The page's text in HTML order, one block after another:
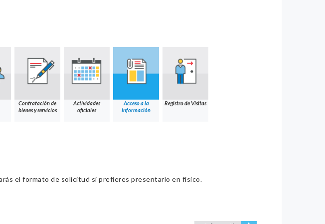
Contratación de
bienes y servicios
Actividades
oficiales
Acceso a la
información
Registro de Visitas
el formato de solicitud si prefieres presentarlo en físico.